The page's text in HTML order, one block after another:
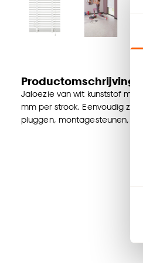
Productomschrijving
Jaloezie van wit kunststof
mm per strook. Eenvoudig
pluggen, montagesteunen,